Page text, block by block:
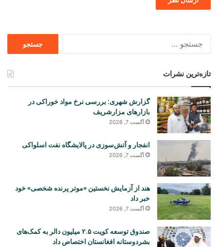
تازه‌ترین نشرات
گزارش شهری: بررسی نرخ مواد خوراکی در
بازارهای مزارشریف
آگست 7, 2026
انفجار و آتش‌سوزی در پالایشگاه نفت اسلواکی
آگست 7, 2026
هند از آزمایش نخستین «موتر پرنده شخصی» خود
خبر داد
آگست 7, 2026
صندوق توسعه کویت ۲.۵ میلیون دالر به کمک‌های
بشردوستانه افغانستان اختصاص داد